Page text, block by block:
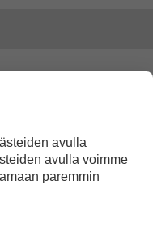
avulla
avulla voimme
paremmin